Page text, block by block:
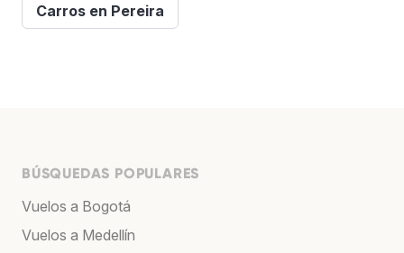
Carros en Pereira
BÚSQUEDAS POPULARES
Vuelos a Bogotá
Vuelos a Medellín